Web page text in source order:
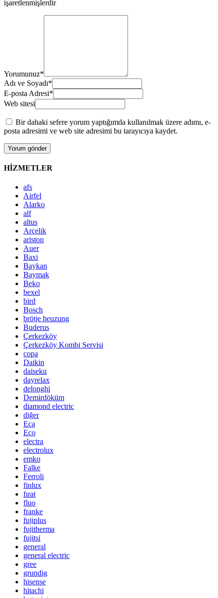
işaretlenmişlerdir
Yorumunuz*
Adı ve Soyadı*
E-posta Adresi*
Web sitesi
Bir dahaki sefere yorum yaptığımda kullanılmak üzere adımı, e-
posta adresimi ve web site adresimi bu tarayıcıya kaydet.
HİZMETLER
afs
Airfel
Alarko
alf
altus
Arçelik
ariston
Auer
Baxi
Baykan
Baymak
Beko
bexel
bird
Bosch
brötje heuzung
Buderus
Çerkezköy
Çerkezköy Kombi Servisi
copa
Daikin
daiseku
dayrelax
delonghi
Demirdöküm
diamond electric
diğer
Eca
Eco
electra
electrolux
emko
Falke
Ferroli
finlux
fırat
fluo
franke
fujiplus
fujitherma
fujitsi
general
general electric
gree
grundig
hisense
hitachi